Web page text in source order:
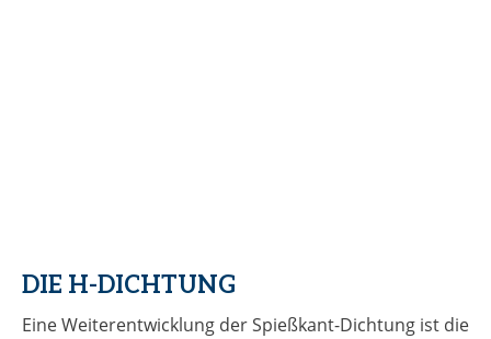
DIE H-DICHTUNG
Eine Weiterentwicklung der Spießkant-Dichtung ist die